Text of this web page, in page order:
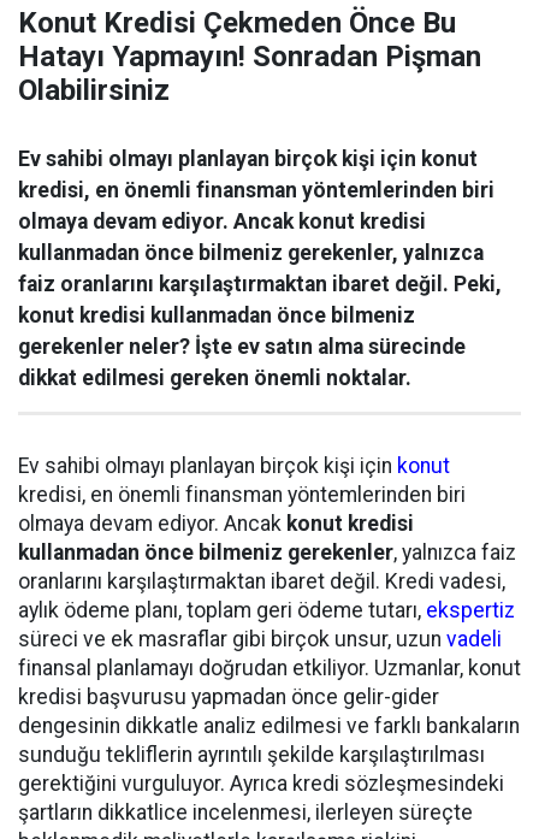
Konut Kredisi Çekmeden Önce Bu
Hatayı Yapmayın! Sonradan Pişman
Olabilirsiniz
Ev sahibi olmayı planlayan birçok kişi için konut
kredisi, en önemli finansman yöntemlerinden biri
olmaya devam ediyor. Ancak konut kredisi
kullanmadan önce bilmeniz gerekenler, yalnızca
faiz oranlarını karşılaştırmaktan ibaret değil. Peki,
konut kredisi kullanmadan önce bilmeniz
gerekenler neler? İşte ev satın alma sürecinde
dikkat edilmesi gereken önemli noktalar.
Ev sahibi olmayı planlayan birçok kişi için konut
kredisi, en önemli finansman yöntemlerinden biri
olmaya devam ediyor. Ancak konut kredisi
kullanmadan önce bilmeniz gerekenler, yalnızca faiz
oranlarını karşılaştırmaktan ibaret değil. Kredi vadesi,
aylık ödeme planı, toplam geri ödeme tutarı, ekspertiz
süreci ve ek masraflar gibi birçok unsur, uzun vadeli
finansal planlamayı doğrudan etkiliyor. Uzmanlar, konut
kredisi başvurusu yapmadan önce gelir-gider
dengesinin dikkatle analiz edilmesi ve farklı bankaların
sunduğu tekliflerin ayrıntılı şekilde karşılaştırılması
gerektiğini vurguluyor. Ayrıca kredi sözleşmesindeki
şartların dikkatlice incelenmesi, ilerleyen süreçte